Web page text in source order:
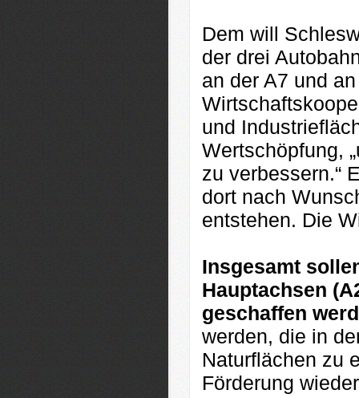
Dem will
der drei
an der A7 und
und
Wertschöpfung,
zu verbessern.“
dort nach
entstehen. Die
Insgesamt
Hauptachsen
geschaffen
werden, die in
Naturflächen zu
Förderung